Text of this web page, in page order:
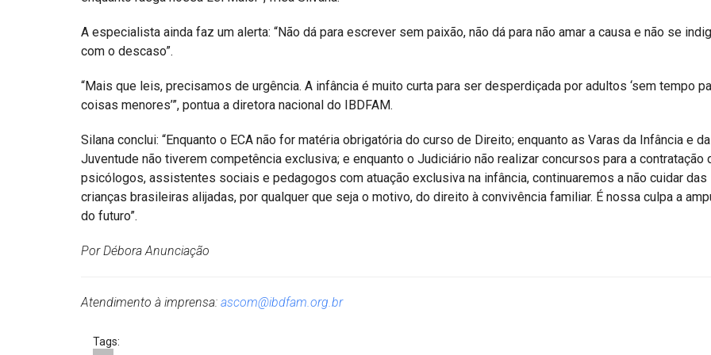
A especialista ainda faz um alerta: “Não dá para escrever sem paixão, não dá para não amar a causa e não se
com o descaso”.
“Mais que leis, precisamos de urgência. A infância é muito curta para ser desperdiçada por adultos ‘sem tempo
coisas menores’”, pontua a diretora nacional do IBDFAM.
Silana conclui: “Enquanto o ECA não for matéria obrigatória do curso de Direito; enquanto as Varas da Infância e da
Juventude não tiverem competência exclusiva; e enquanto o Judiciário não realizar concursos para a contratação
psicólogos, assistentes sociais e pedagogos com atuação exclusiva na infância, continuaremos a não cuidar das
crianças brasileiras alijadas, por qualquer que seja o motivo, do direito à convivência familiar. É nossa culpa a
do futuro”.
Por Débora Anunciação
Atendimento à imprensa: ascom@ibdfam.org.br
Tags: